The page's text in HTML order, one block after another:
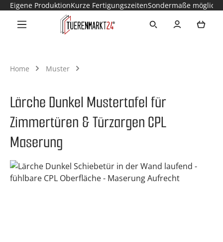
Zum Hauptinhalt springen
Eigene ProduktionKurze FertigungszeitenSondermaße möglich
Home Muster
Lärche Dunkel Mustertafel für
Zimmertüren & Türzargen CPL
Maserung
Bildergalerie überspringen